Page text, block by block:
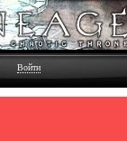
Войти